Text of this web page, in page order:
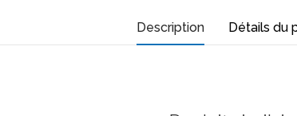
Description Détails du